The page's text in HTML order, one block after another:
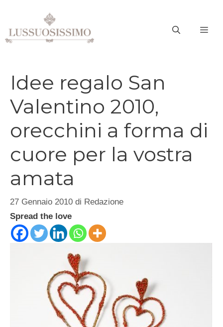
contenuto
Idee regalo San
Valentino 2010,
orecchini a forma di
cuore per la vostra
amata
27 Gennaio 2010 di Redazione
Spread the love